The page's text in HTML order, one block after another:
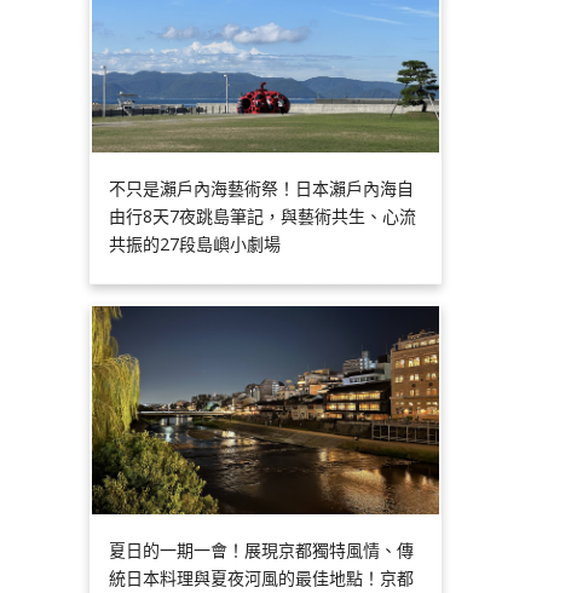
不只是瀨戶內海藝術祭！日本瀨戶內海自
由行8天7夜跳島筆記，與藝術共生、心流
共振的27段島嶼小劇場
夏日的一期一會！展現京都獨特風情、傳
統日本料理與夏夜河風的最佳地點！京都